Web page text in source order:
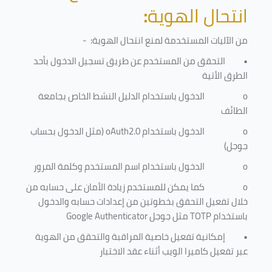
انتحال الهوية:
من الآليات المستخدمة لمنعانتحال الهوية: -
• التحقق من المستخدم عن طريق تسجيل الدخول بأحد
الطرق الأتية
o
الدخول باستخدام الدليل النشط الخاص بجامعة
الطائف
o
الدخول باستخدامoAuth2.0(مثل الدخول بحساب
جوجل)
o
الدخول باستخدام اسم المستخدم وكلمة المرور
o
كما يمكن للمستخدم زيادة الأمان على حسابه من
خلال تفعيل التحقق بخطوتين من إعدادات حسابه والدخول
باستخدامTOTPمثل جوجلGoogle Authenticator
• إمكانية تفعيل خاصية المراقبة والتحقق من الهوية
عبر تفعيل كاميرا الويب أثناء عقد الاختبار